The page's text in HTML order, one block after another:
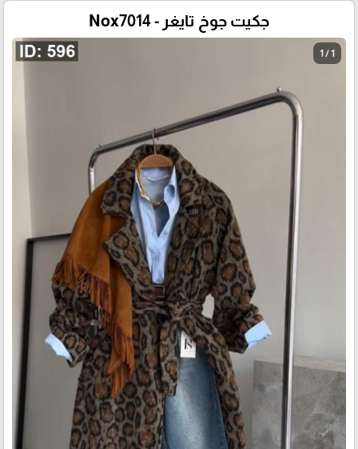
جكيت جوخ تايغر - Nox7014
1 / 1